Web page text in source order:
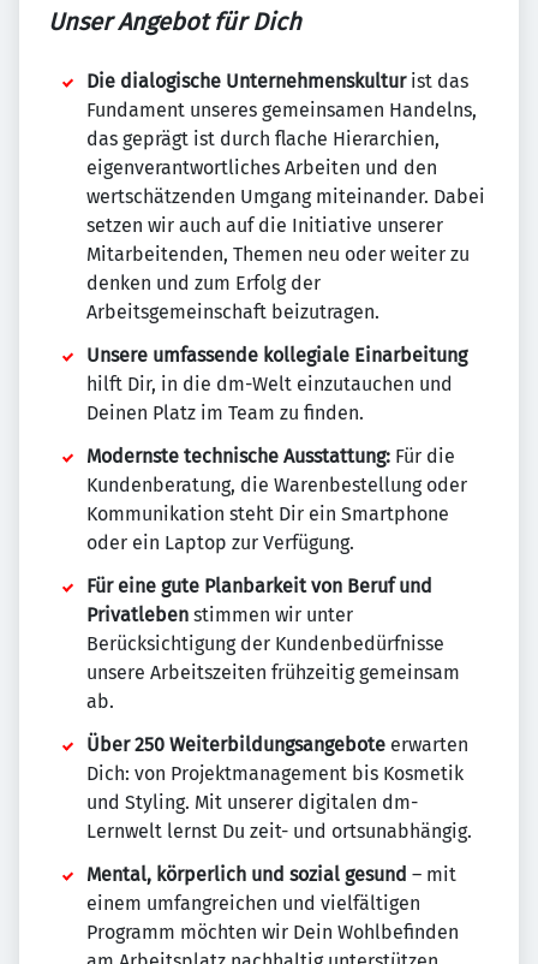
Unser Angebot für Dich
Die dialogische Unternehmenskulturist das
Fundament unseres gemeinsamen Handelns,
das geprägt ist durch flache Hierarchien,
eigenverantwortliches Arbeiten und den
wertschätzenden Umgang miteinander. Dabei
setzen wir auch auf die Initiative unserer
Mitarbeitenden, Themen neu oder weiter zu
denken und zum Erfolg der
Arbeitsgemeinschaft beizutragen.
Unsere umfassende kollegiale Einarbeitung
hilft Dir, in die dm-Welt einzutauchen und
Deinen Platz im Team zu finden.
Modernste technische Ausstattung: Für die
Kundenberatung, die Warenbestellung oder
Kommunikation steht Dir ein Smartphone
oder ein Laptop zur Verfügung.
Für eine gute Planbarkeit von Beruf und
Privatleben stimmen wir unter
Berücksichtigung der Kundenbedürfnisse
unsere Arbeitszeiten frühzeitig gemeinsam
ab.
Über 250 Weiterbildungsangebote erwarten
Dich: von Projektmanagement bis Kosmetik
und Styling. Mit unserer digitalen dm-
Lernwelt lernst Du zeit- und ortsunabhängig.
Mental, körperlich und sozial gesund – mit
einem umfangreichen und vielfältigen
Programm möchten wir Dein Wohlbefinden